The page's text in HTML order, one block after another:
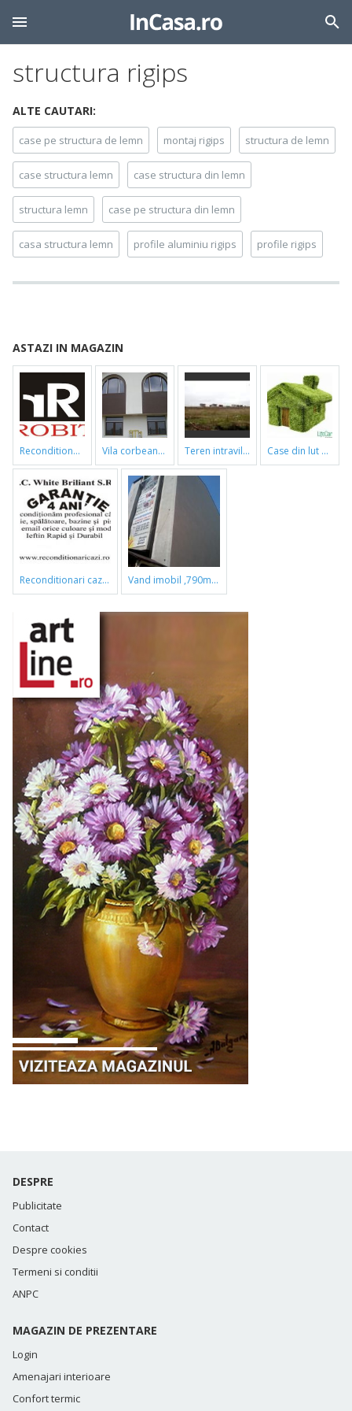
structura rigips
ALTE CAUTARI:
case pe structura de lemn montaj rigips structura de lemn
case structura lemn case structura din lemn
structura lemn case pe structura din lemn
casa structura lemn profile aluminiu rigips profile rigips
ASTAZI IN MAGAZIN
reconditionari cazi de baie vila corbeanca teren intravilan case din lut si paie
reconditionari cazi de baie vand imobil ,790m,piata gorjului,pret negociabil
DESPRE
Publicitate
Contact
Despre cookies
Termeni si conditii
ANPC
MAGAZIN DE PREZENTARE
Login
Amenajari interioare
Confort termic